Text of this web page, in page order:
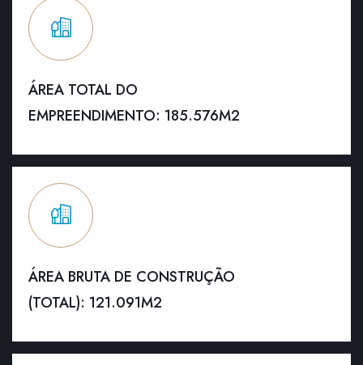
ÁREA TOTAL DO
EMPREENDIMENTO: 185.576M2
ÁREA BRUTA DE CONSTRUÇÃO
(TOTAL): 121.091M2